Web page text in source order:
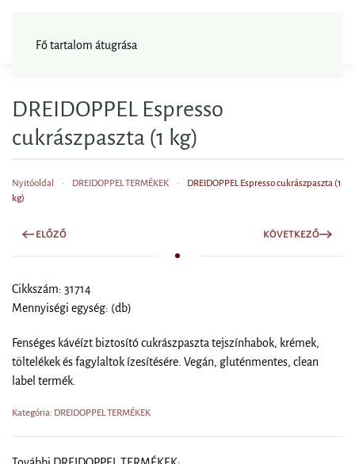
Fő tartalom átugrása
DREIDOPPEL Espresso
cukrászpaszta (1 kg)
Nyitóoldal DREIDOPPEL TERMÉKEK
DREIDOPPEL Espresso cukrászpaszta (1
kg)
ELŐZŐ KÖVETKEZŐ
Cikkszám: 31714
Mennyiségi egység: (db)
Fenséges kávéízt biztosító cukrászpaszta tejszínhabok, krémek,
töltelékek és fagylaltok ízesítésére. Vegán, gluténmentes, clean
label termék.
Kategória: DREIDOPPEL TERMÉKEK